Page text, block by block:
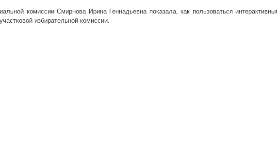
комиссии Смирнова Ирина Геннадьевна показала, как пользоваться
избирательной комиссии.